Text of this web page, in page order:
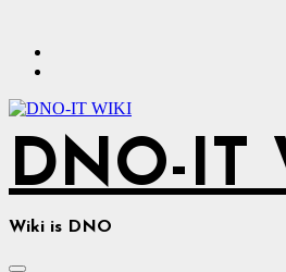
содержимому
DNO-IT
Wiki is DNO